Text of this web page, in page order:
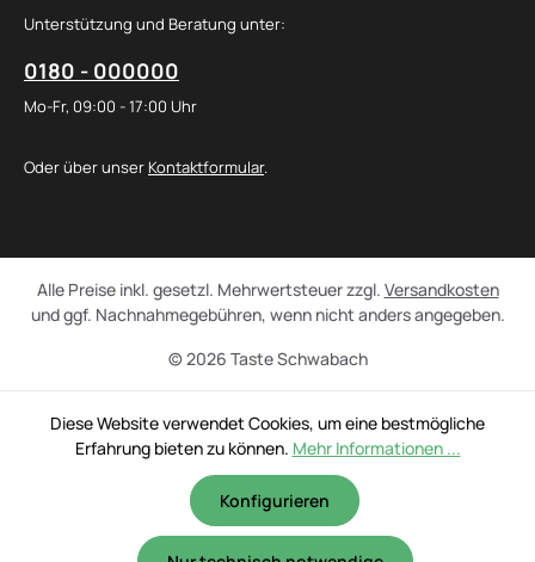
Unterstützung und Beratung unter:
0180 - 000000
Mo-Fr, 09:00 - 17:00 Uhr
Oder über unser Kontaktformular.
© 2026 Taste Schwabach
Alle Preise inkl. gesetzl. Mehrwertsteuer zzgl. Versandkosten
und ggf. Nachnahmegebühren, wenn nicht anders angegeben.
Diese Website verwendet Cookies, um eine bestmögliche
Erfahrung bieten zu können. Mehr Informationen ...
Konfigurieren